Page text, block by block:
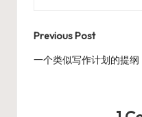
Post
navigation
Previous Post
一个类似写作计划的提纲